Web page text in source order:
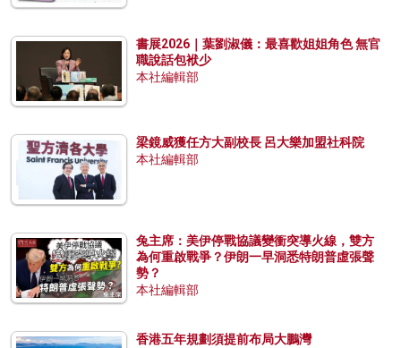
書展2026｜葉劉淑儀：最喜歡姐姐角色 無官
職說話包袱少
本社編輯部
梁鏡威獲任方大副校長 呂大樂加盟社科院
本社編輯部
兔主席：美伊停戰協議變衝突導火線，雙方
為何重啟戰爭？伊朗一早洞悉特朗普虛張聲
勢？
本社編輯部
香港五年規劃須提前布局大鵬灣